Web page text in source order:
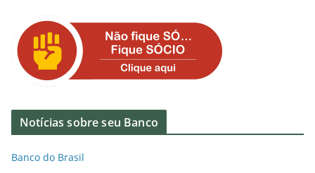
Notícias sobre seu Banco
Banco do Brasil